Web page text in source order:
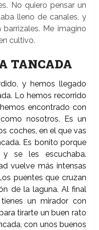
No quiero pensar un
lleno de canales, y
Me imagino
cultivo.
TANCADA
y hemos llegado
Lo hemos recorrido
encontrado con
nosotros. Es un
coches, en el que vas
Es bonito porque
y se les escuchaba.
vuelve más intensas
puentes que cruzan
de la laguna. Al final
un mirador con
tirarte un buen rato
con unos buenos